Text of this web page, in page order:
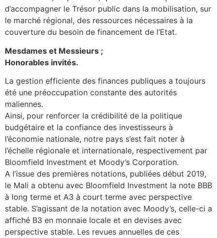
d’accompagner le Trésor public dans la mobilisation, sur
le marché régional, des ressources nécessaires à la
couverture du besoin de financement de l’Etat.
Mesdames et Messieurs ;
Honorables invités.
La gestion efficiente des finances publiques a toujours
été une préoccupation constante des autorités
maliennes.
Ainsi, pour renforcer la crédibilité de la politique
budgétaire et la confiance des investisseurs à
l’économie nationale, notre pays s’est fait noter à
l’échelle régionale et internationale, respectivement par
Bloomfield Investment et Moody’s Corporation.
A l’issue des premières notations, publiées début 2019,
le Mali a obtenu avec Bloomfield Investment la note BBB
à long terme et A3 à court terme avec perspective
stable. S’agissant de la notation avec Moody’s, celle-ci a
affiché B3 en monnaie locale et en devises avec
perspective stable. Les revues annuelles de ces